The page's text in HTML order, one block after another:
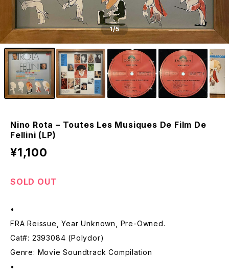
1/5
Nino Rota – Toutes Les Musiques De Film De
Fellini (LP)
¥1,100
SOLD OUT
•
FRA Reissue, Year Unknown, Pre-Owned.
Cat#: 2393084 (Polydor)
Genre: Movie Soundtrack Compilation
•